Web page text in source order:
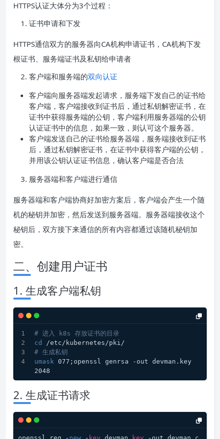
HTTPS认证大体分为3个过程：
证书申请和下发
HTTPS通信双方的服务器向CA机构申请证书，CA机构下发
根证书、服务端证书及私钥给申请者
客户端和服务端的双向认证
客户端向服务器端发起请求，服务端下发自己的证书给
客户端，客户端接收到证书后，通过私钥解密证书，在
证书中获得服务端的公钥，客户端利用服务器端的公钥
认证证书中的信息，如果一致，则认可这个服务器。
客户端发送自己的证书给服务器端，服务端接收到证书
后，通过私钥解密证书，在证书中获得客户端的公钥，
并用该公钥认证证书信息，确认客户端是否合法
服务器端和客户端进行通信
服务器端和客户端协商好加密方案后，客户端会产生一个随
机的秘钥并加密，然后发送到服务器端。服务器端接收这个
秘钥后，双方接下来通信的所有内容都通过该随机秘钥加
密。
二、创建用户证书
1. 生成客户端私钥
# 进入 k8s 存放证书的目录
cd
/etc/kubernetes/pki/
# 生成私钥
umask 077;openssl genrsa -out devman.key
2048
2. 生成证书请求